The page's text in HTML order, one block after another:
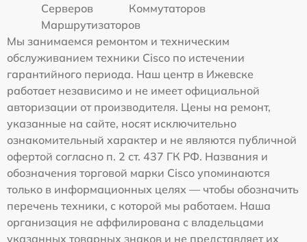
Серверов
Коммутаторов
Маршрутизаторов
Мы занимаемся ремонтом и техническим
обслуживанием техники Cisco по истечении
гарантийного периода. Наш центр в Ижевске
работает независимо и не имеет официальной
авторизации от производителя. Цены на ремонт,
указанные на сайте, носят исключительно
ознакомительный характер и не являются публичной
офертой согласно п. 2 ст. 437 ГК РФ. Названия и
обозначения торговой марки Cisco упоминаются
только в информационных целях — чтобы обозначить
перечень техники, с которой мы работаем. Наша
организация не аффилирована с владельцами
указанных товарных знаков и не представляет их